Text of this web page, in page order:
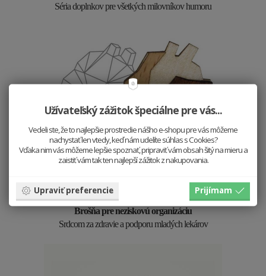
Séria doplnkov pre všetkých milovníkov humoru
Brošňa pre neziskovú organizáciu
Srdcom za zdravie a podporu mladých lekárov
Užívateľský zážitok špeciálne pre vás...
Vedeli ste, že to najlepšie prostredie nášho e-shopu pre vás môžeme
nachystať len vtedy, keď nám udelíte súhlas s Cookies?
Vďaka nim vás môžeme lepšie spoznať, pripraviť vám obsah šitý na mieru a
zaistiť vám tak ten najlepší zážitok z nakupovania.
Upraviť preferencie Prijímam